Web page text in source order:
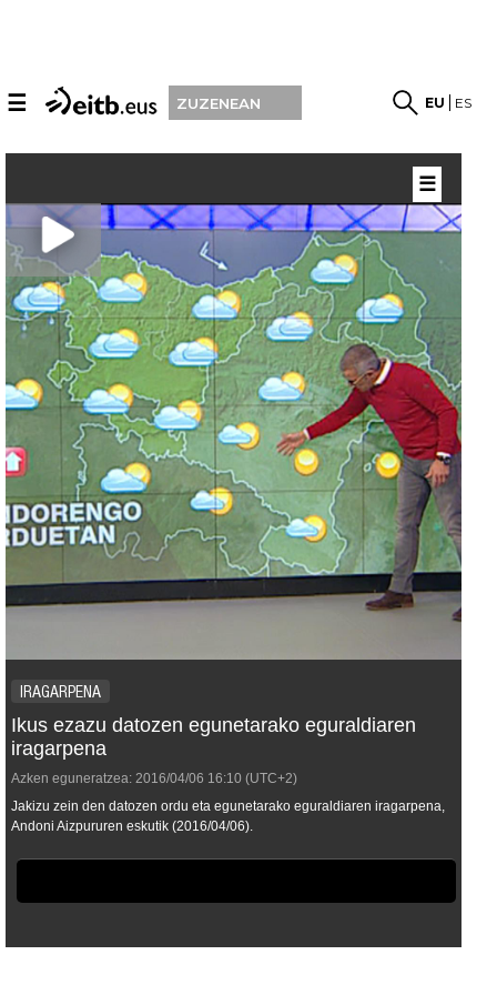
☰ ZUZENEAN EU ES
IRAGARPENA
Ikus ezazu datozen egunetarako eguraldiaren
iragarpena
Azken eguneratzea: 2016/04/06 16:10 (UTC+2)
Jakizu zein den datozen ordu eta egunetarako eguraldiaren iragarpena,
Andoni Aizpururen eskutik (2016/04/06).
☰